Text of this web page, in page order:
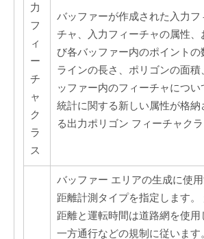
力
フ
ィ
ー
チ
ャ
ク
ラ
ス
バッファーが作成された入力フ
チャ、入力フィーチャの属性、
び各バッファー内のポイントの
ラインの長さ、ポリゴンの面積
ッファー内のフィーチャについ
統計に関する新しい属性が格納
る出力ポリゴン フィーチャクラ
バッファー エリアの生成に使
距離計測タイプを指定します。
距離と運転時間は道路網を使用
一方通行などの規制に従います